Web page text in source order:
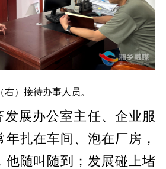
右）接待办事人员。
发展办公室主任、企业服
扎在车间、泡在厂房，
他随叫随到；发展碰上堵